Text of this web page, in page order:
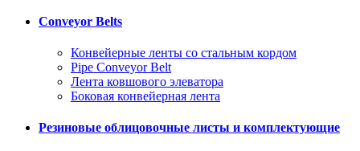
Conveyor Belts
Конвейерные ленты со стальным кордом
Pipe Conveyor Belt
Лента ковшового элеватора
Боковая конвейерная лента
Резиновые облицовочные листы и комплектующие